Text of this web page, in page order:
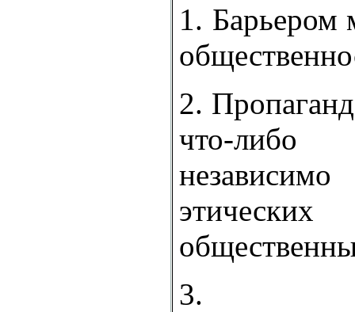
1. Барьером
2.
что-
3.